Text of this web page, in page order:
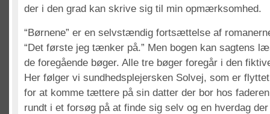
der i den grad kan skrive sig til min opmærksomhed.
“Børnene” er en selvstændig fortsættelse af
“Det første jeg tænker på.” Men bogen kan sagtens
de foregående bøger. Alle tre bøger foregår i den
Her følger vi sundhedsplejersken Solvej, som er
for at komme tættere på sin datter der bor hos
rundt i et forsøg på at finde sig selv og en hverdag